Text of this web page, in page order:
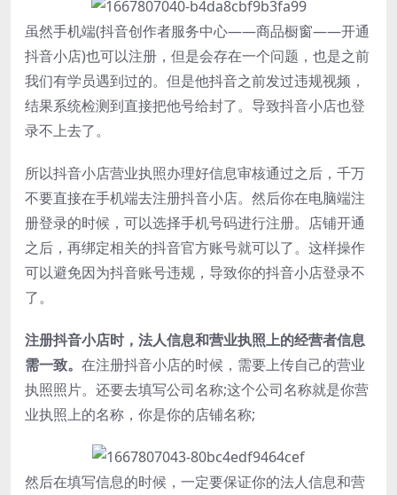
虽然手机端(抖音创作者服务中心——商品橱窗——开通
抖音小店)也可以注册，但是会存在一个问题，也是之前
我们有学员遇到过的。但是他抖音之前发过违规视频，
结果系统检测到直接把他号给封了。导致抖音小店也登
录不上去了。
所以抖音小店营业执照办理好信息审核通过之后，千万
不要直接在手机端去注册抖音小店。然后你在电脑端注
册登录的时候，可以选择手机号码进行注册。店铺开通
之后，再绑定相关的抖音官方账号就可以了。这样操作
可以避免因为抖音账号违规，导致你的抖音小店登录不
了。
注册抖音小店时，法人信息和营业执照上的经营者信息
需一致。 在注册抖音小店的时候，需要上传自己的营业
执照照片。还要去填写公司名称;这个公司名称就是你营
业执照上的名称，你是你的店铺名称;
然后在填写信息的时候，一定要保证你的法人信息和营